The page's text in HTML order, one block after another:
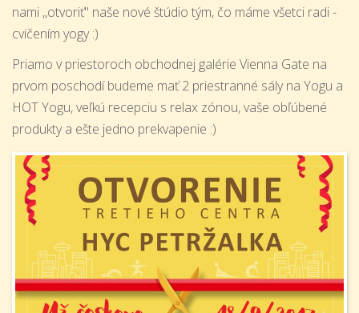
nami ,,otvoriť" naše nové štúdio tým, čo máme všetci radi -
cvičením yogy :)
Priamo v priestoroch obchodnej galérie Vienna Gate na
prvom poschodí budeme mať 2 priestranné sály na Yogu a
HOT Yogu, veľkú recepciu s relax zónou, vaše obľúbené
produkty a ešte jedno prekvapenie :)